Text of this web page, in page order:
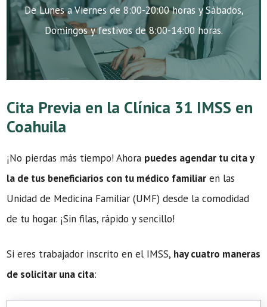
De Lunes a Viernes de 8:00-20:00 horas y Sábados,
Domingos y festivos de 8:00-14:00 horas.
Cita Previa en la Clínica 31 IMSS en
Coahuila
¡No pierdas más tiempo! Ahora puedes agendar tu cita y
la de tus beneficiarios con tu médico familiar en las
Unidad de Medicina Familiar (UMF) desde la comodidad
de tu hogar. ¡Sin filas, rápido y sencillo!
Si eres trabajador inscrito en el IMSS, hay cuatro maneras
de solicitar una cita: